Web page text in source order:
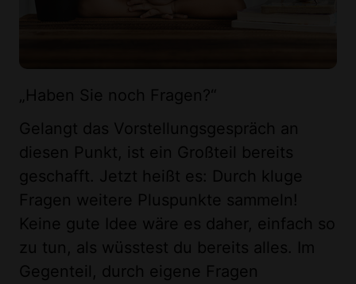
„Haben Sie noch Fragen?“
Gelangt das Vorstellungsgespräch an
diesen Punkt, ist ein Großteil bereits
geschafft. Jetzt heißt es: Durch kluge
Fragen weitere Pluspunkte sammeln!
Keine gute Idee wäre es daher, einfach so
zu tun, als wüsstest du bereits alles. Im
Gegenteil, durch eigene Fragen